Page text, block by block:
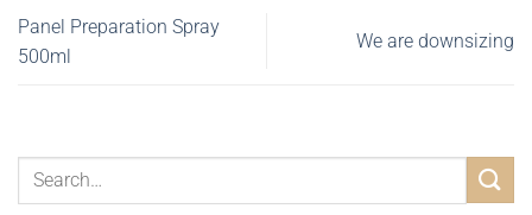
Panel Preparation Spray
500ml
We are downsizing